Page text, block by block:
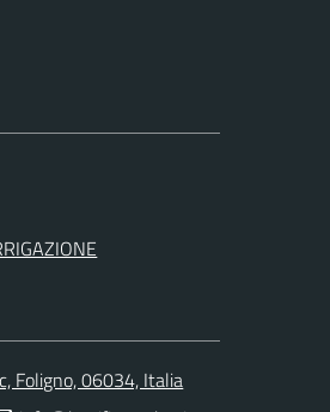
Foligno, 06034, Italia